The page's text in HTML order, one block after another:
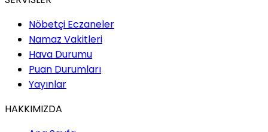
Nöbetçi Eczaneler
Namaz Vakitleri
Hava Durumu
Puan Durumları
Yayınlar
HAKKIMIZDA